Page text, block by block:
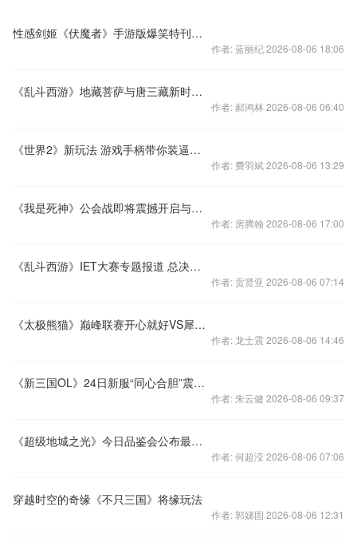
性感剑姬《伏魔者》手游版爆笑特刊初曝光
作者: 蓝丽纪 2026-08-06 18:06
《乱斗西游》地藏菩萨与唐三藏新时装视频曝光
作者: 郝鸿林 2026-08-06 06:40
《世界2》新玩法 游戏手柄带你装逼带你飞
作者: 费羽斌 2026-08-06 13:29
《我是死神》公会战即将震撼开启与兄弟一起来战
作者: 房腾翰 2026-08-06 17:00
《乱斗西游》IET大赛专题报道 总决赛赛程抢先看
作者: 贡贤亚 2026-08-06 07:14
《太极熊猫》巅峰联赛开心就好VS犀利哥实录
作者: 龙士震 2026-08-06 14:46
《新三国OL》24日新服“同心合胆”震撼来袭
作者: 朱云健 2026-08-06 09:37
《超级地城之光》今日品鉴会公布最新测试日
作者: 何超滢 2026-08-06 07:06
穿越时空的奇缘《不只三国》将缘玩法
作者: 郭娣固 2026-08-06 12:31